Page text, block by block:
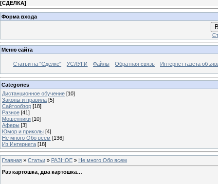
[СДЕЛКА]
Форма входа
Меню сайта
Статьи на "Сделке" УСЛУГИ Файлы Обратная связь Интернет газета
Categories
Дистанционное обучение [10]
Законы и правила [5]
Сайтообзор [18]
Разное [41]
Мошенники [10]
Аферы [3]
Юмор и приколы [4]
Не много Обо всем [136]
Из Интернета [18]
Главная » Статьи » РАЗНОЕ » Не много Обо всем
Раз картошка, два картошка…